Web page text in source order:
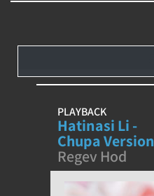
PLAYBACK
Hatinasi Li -
Chupa Version
Regev Hod